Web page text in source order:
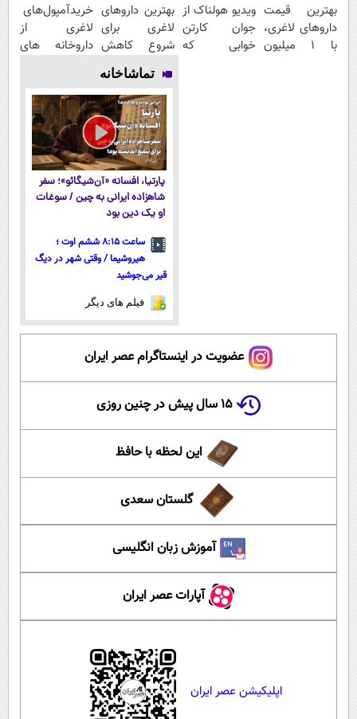
بهترین قیمت
داروهای لاغری،
با ۱ میلیون
ویدیو هولناک از
جوان کارتن
خوابی که
بهترین داروهای
لاغری برای
شروع کاهش
وزن، ارسال از
داروخانه های
نزدیکت!
خریدآمپول‌های
لاغری از
داروخانه های
پک یخ!
تماشاخانه
پارتیا، افسانه «آن‌شیگائو»؛ سفر
شاهزاده ایرانی به چین / سوغات
او یک دین بود
ساعت ۸:۱۵ ششم اوت ؛
هیروشیما / وقتی شهر در دیگ
قیر می‌جوشید
فیلم های دیگر
عضویت در اینستاگرام عصر ایران
۱۵ سال پیش در چنین روزی
این لحظه با حافظ
گلستان سعدی
آموزش زبان انگلیسی
آپارات عصر ایران
اپلیکیشن عصر ایران